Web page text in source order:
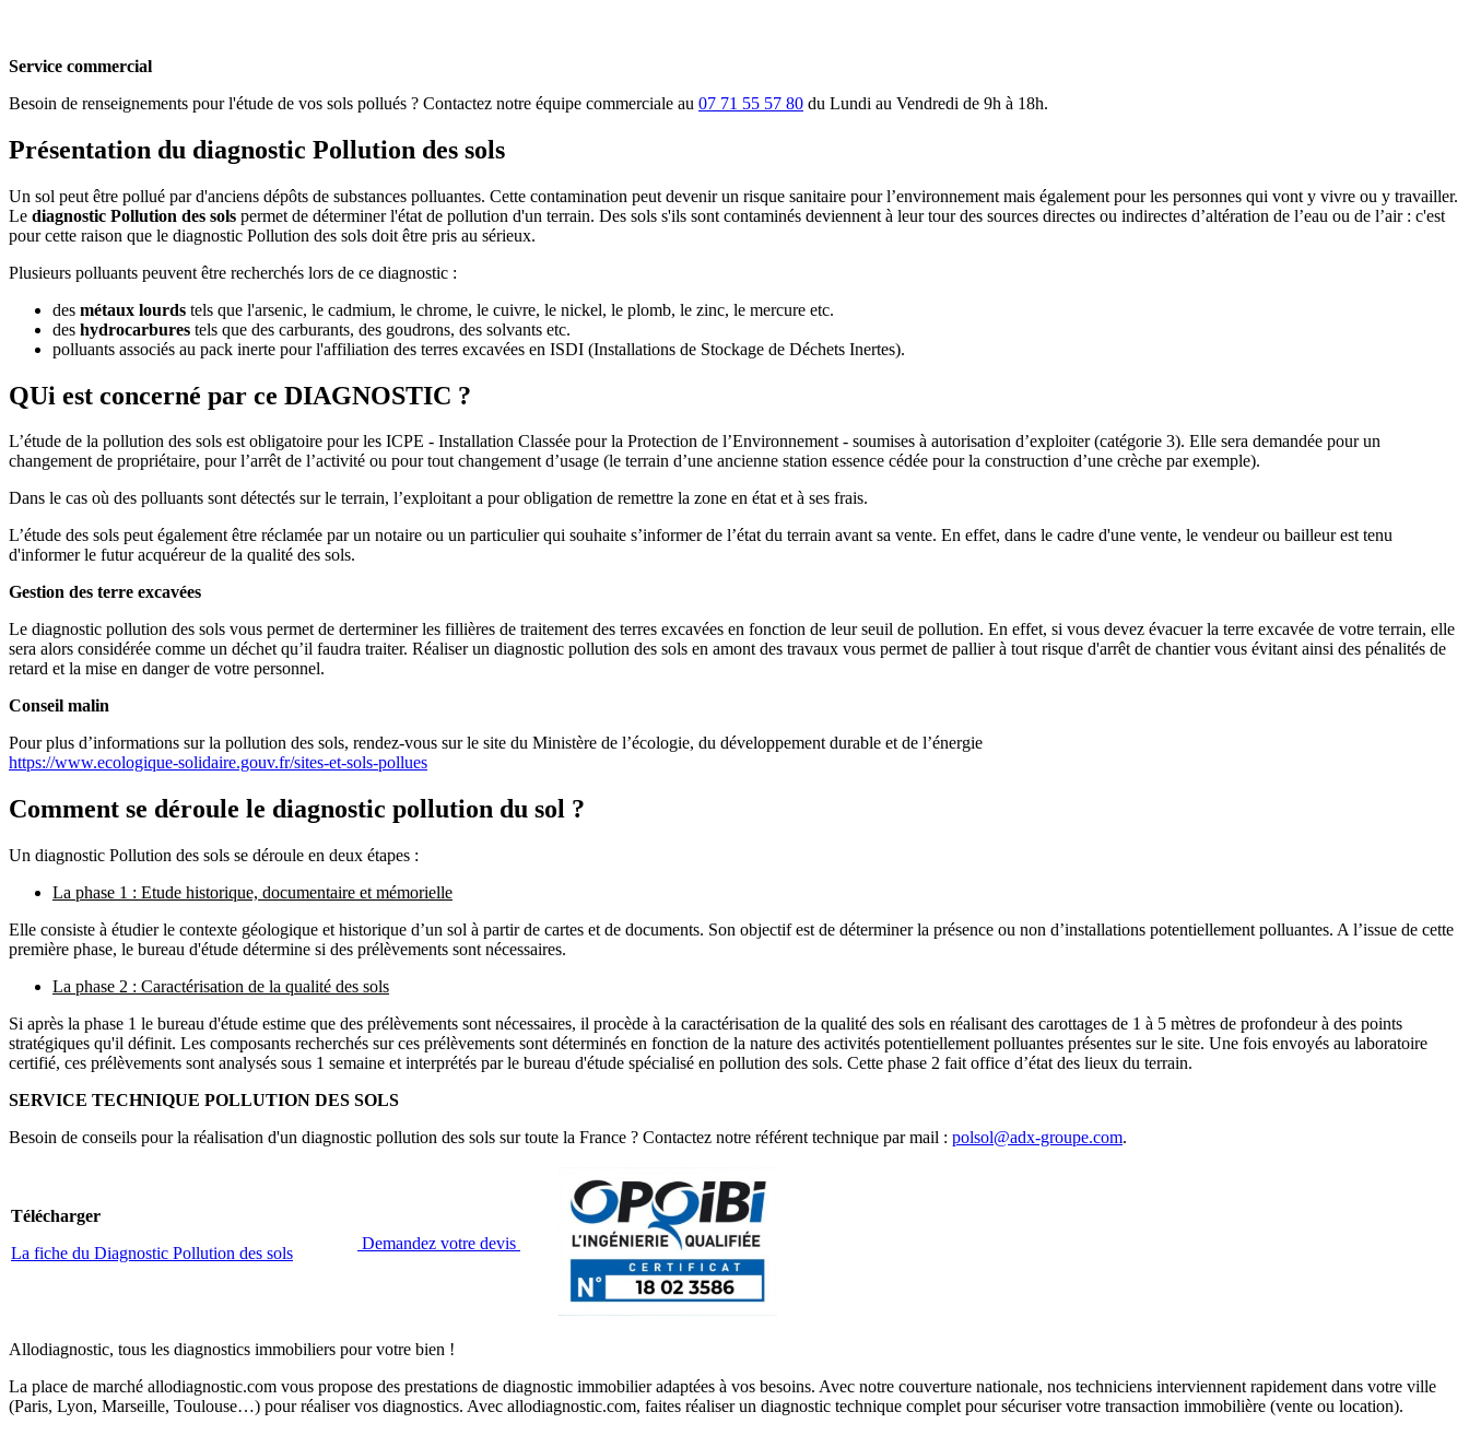
Service commercial
Besoin de renseignements pour l'étude de vos sols pollués ? Contactez notre équipe commerciale au 07 71 55 57 80 du Lundi au Vendredi de 9h à 18h.
Présentation du diagnostic Pollution des sols
Un sol peut être pollué par d'anciens dépôts de substances polluantes. Cette contamination peut devenir un risque sanitaire pour l’environnement mais également pour les personnes qui vont y vivre ou y travailler.
Le diagnostic Pollution des sols permet de déterminer l'état de pollution d'un terrain. Des sols s'ils sont contaminés deviennent à leur tour des sources directes ou indirectes d’altération de l’eau ou de l’air : c'est
pour cette raison que le diagnostic Pollution des sols doit être pris au sérieux.
Plusieurs polluants peuvent être recherchés lors de ce diagnostic :
des métaux lourds tels que l'arsenic, le cadmium, le chrome, le cuivre, le nickel, le plomb, le zinc, le mercure etc.
des hydrocarbures tels que des carburants, des goudrons, des solvants etc.
polluants associés au pack inerte pour l'affiliation des terres excavées en ISDI (Installations de Stockage de Déchets Inertes).
QUi est concerné par ce DIAGNOSTIC ?
L’étude de la pollution des sols est obligatoire pour les ICPE - Installation Classée pour la Protection de l’Environnement - soumises à autorisation d’exploiter (catégorie 3). Elle sera demandée pour un
changement de propriétaire, pour l’arrêt de l’activité ou pour tout changement d’usage (le terrain d’une ancienne station essence cédée pour la construction d’une crèche par exemple).
Dans le cas où des polluants sont détectés sur le terrain, l’exploitant a pour obligation de remettre la zone en état et à ses frais.
L’étude des sols peut également être réclamée par un notaire ou un particulier qui souhaite s’informer de l’état du terrain avant sa vente. En effet, dans le cadre d'une vente, le vendeur ou bailleur est tenu
d'informer le futur acquéreur de la qualité des sols.
Gestion des terre excavées
Le diagnostic pollution des sols vous permet de derterminer les fillières de traitement des terres excavées en fonction de leur seuil de pollution. En effet, si vous devez évacuer la terre excavée de votre terrain, elle
sera alors considérée comme un déchet qu’il faudra traiter. Réaliser un diagnostic pollution des sols en amont des travaux vous permet de pallier à tout risque d'arrêt de chantier vous évitant ainsi des pénalités de
retard et la mise en danger de votre personnel.
Conseil malin
Pour plus d’informations sur la pollution des sols, rendez-vous sur le site du Ministère de l’écologie, du développement durable et de l’énergie
https://www.ecologique-solidaire.gouv.fr/sites-et-sols-pollues
Comment se déroule le diagnostic pollution du sol ?
Un diagnostic Pollution des sols se déroule en deux étapes :
La phase 1 : Etude historique, documentaire et mémorielle
Elle consiste à étudier le contexte géologique et historique d’un sol à partir de cartes et de documents. Son objectif est de déterminer la présence ou non d’installations potentiellement polluantes. A l’issue de cette
première phase, le bureau d'étude détermine si des prélèvements sont nécessaires.
La phase 2 : Caractérisation de la qualité des sols
Si après la phase 1 le bureau d'étude estime que des prélèvements sont nécessaires, il procède à la caractérisation de la qualité des sols en réalisant des carottages de 1 à 5 mètres de profondeur à des points
stratégiques qu'il définit. Les composants recherchés sur ces prélèvements sont déterminés en fonction de la nature des activités potentiellement polluantes présentes sur le site. Une fois envoyés au laboratoire
certifié, ces prélèvements sont analysés sous 1 semaine et interprétés par le bureau d'étude spécialisé en pollution des sols. Cette phase 2 fait office d’état des lieux du terrain.
SERVICE TECHNIQUE POLLUTION DES SOLS
Besoin de conseils pour la réalisation d'un diagnostic pollution des sols sur toute la France ? Contactez notre référent technique par mail : polsol@adx-groupe.com.
Télécharger
La fiche du Diagnostic Pollution des sols
Demandez votre devis
Allodiagnostic, tous les diagnostics immobiliers pour votre bien !
La place de marché allodiagnostic.com vous propose des prestations de diagnostic immobilier adaptées à vos besoins. Avec notre couverture nationale, nos techniciens interviennent rapidement dans votre ville
(Paris, Lyon, Marseille, Toulouse…) pour réaliser vos diagnostics. Avec allodiagnostic.com, faites réaliser un diagnostic technique complet pour sécuriser votre transaction immobilière (vente ou location).